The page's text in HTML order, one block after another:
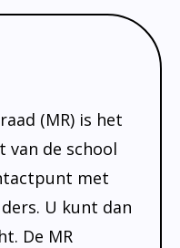
school
gezin
(MR) is het
van de school
met
U kunt dan
De MR